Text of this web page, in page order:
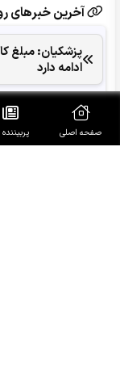
آخرین خبرهای
پزشکیان: مبلغ
ادامه دارد
شکست پروژه
نوین غرب آسیاصفحه اصلی